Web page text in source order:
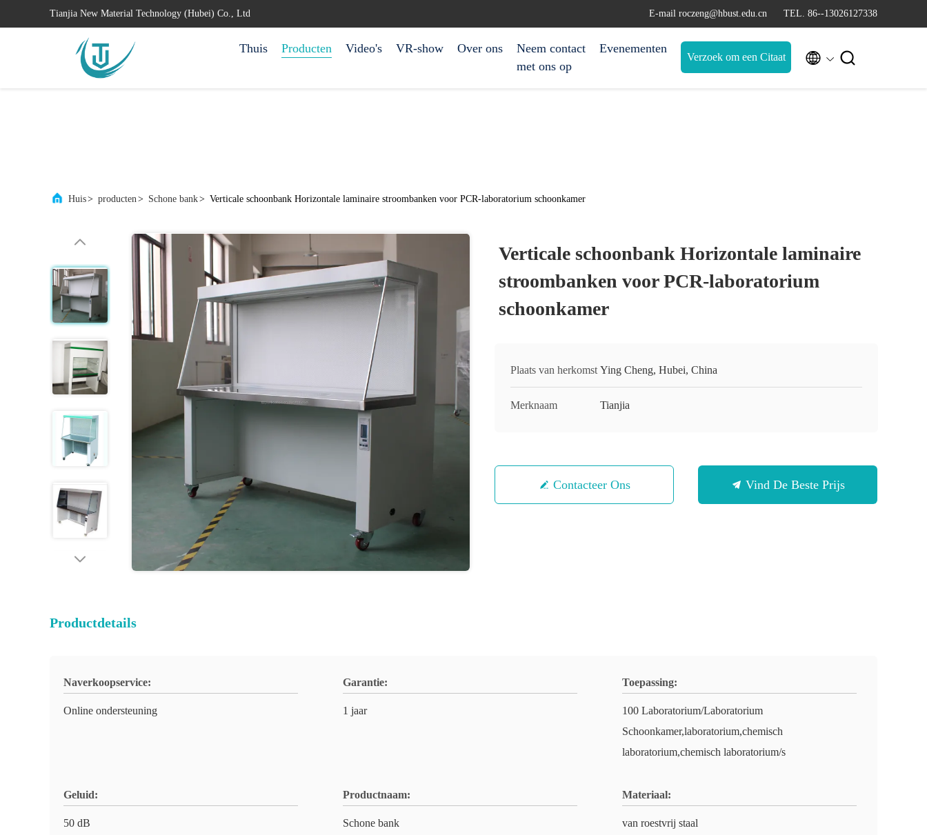
Tianjia New Material Technology (Hubei) Co., Ltd E-mail roczeng@hbust.edu.cn TEL. 86--13026127338
Thuis Producten Video's VR-show Over ons
Neem contact
met ons op
Evenementen
Verzoek om een Citaat  
Huis> producten> Schone bank> Verticale schoonbank Horizontale laminaire stroombanken voor PCR-laboratorium schoonkamer
Verticale schoonbank Horizontale laminaire
stroombanken voor PCR-laboratorium
schoonkamer
Plaats van herkomst Ying Cheng, Hubei, China
Merknaam Tianjia
Contacteer Ons Vind De Beste Prijs
Productdetails
Naverkoopservice:
Online ondersteuning
Garantie:
1 jaar
Toepassing:
100 Laboratorium/Laboratorium
Schoonkamer,laboratorium,chemisch
laboratorium,chemisch laboratorium/s
Geluid:
50 dB
Productnaam:
Schone bank
Materiaal:
van roestvrij staal